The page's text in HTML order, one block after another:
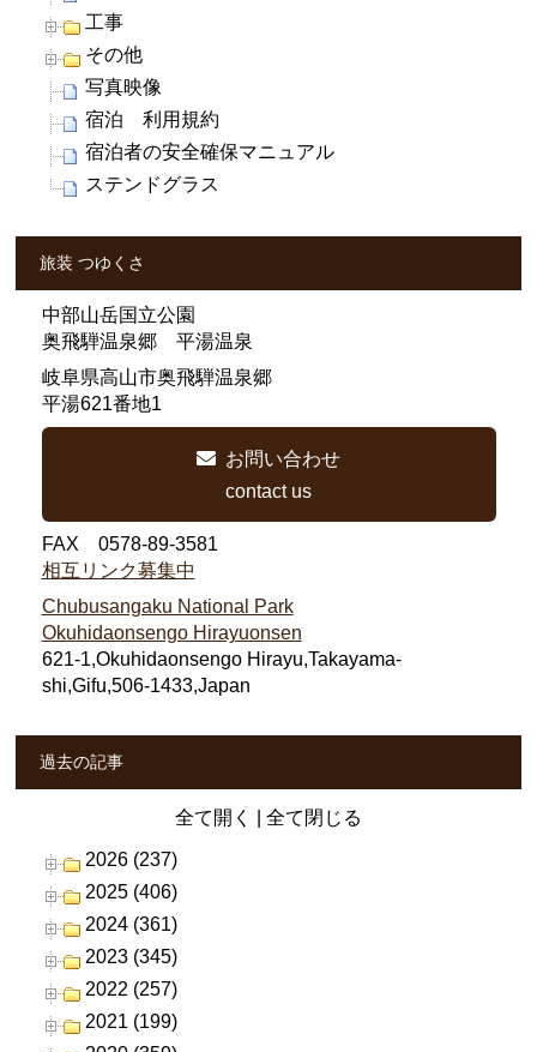
工事
その他
写真映像
宿泊 利用規約
宿泊者の安全確保マニュアル
ステンドグラス
旅装 つゆくさ
中部山岳国立公園
奥飛騨温泉郷 平湯温泉
岐阜県高山市奥飛騨温泉郷
平湯621番地1
お問い合わせ
contact us
FAX 0578-89-3581
相互リンク募集中
Chubusangaku National Park
Okuhidaonsengo Hirayuonsen
621-1,Okuhidaonsengo Hirayu,Takayama-
shi,Gifu,506-1433,Japan
過去の記事
全て開く 全て閉じる
2026 (237)
2025 (406)
2024 (361)
2023 (345)
2022 (257)
2021 (199)